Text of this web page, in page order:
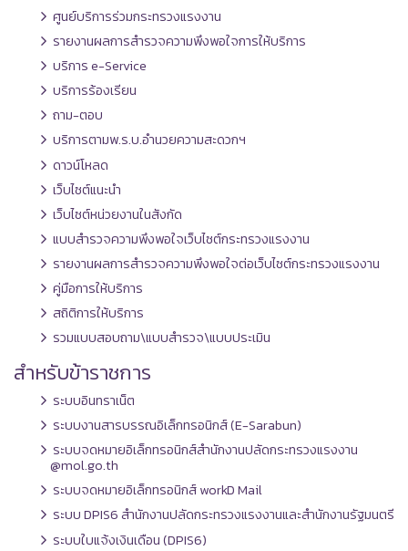
ศูนย์บริการร่วมกระทรวงแรงงาน
รายงานผลการสำรวจความพึงพอใจการให้บริการ
บริการ e-Service
บริการร้องเรียน
ถาม-ตอบ
บริการตามพ.ร.บ.อำนวยความสะดวกฯ
ดาวน์โหลด
เว็บไซต์แนะนำ
เว็บไซต์หน่วยงานในสังกัด
แบบสำรวจความพึงพอใจเว็บไซต์กระทรวงแรงงาน
รายงานผลการสำรวจความพึงพอใจต่อเว็บไซต์กระทรวงแรงงาน
คู่มือการให้บริการ
สถิติการให้บริการ
รวมแบบสอบถาม\แบบสำรวจ\แบบประเมิน
สำหรับข้าราชการ
ระบบอินทราเน็ต
ระบบงานสารบรรณอิเล็กทรอนิกส์ (E-Sarabun)
ระบบจดหมายอิเล็กทรอนิกส์สำนักงานปลัดกระทรวงแรงงาน
@mol.go.th
ระบบจดหมายอิเล็กทรอนิกส์ workD Mail
ระบบ DPIS6 สำนักงานปลัดกระทรวงแรงงานและสำนักงานรัฐมนตรี
ระบบใบแจ้งเงินเดือน (DPIS6)